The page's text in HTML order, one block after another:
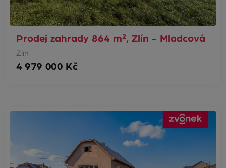
Prodej zahrady 864 m², Zlín - Mladcová
Zlín
4 979 000 Kč